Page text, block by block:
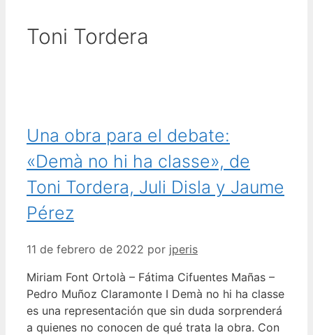
Toni Tordera
Una obra para el debate:
«Demà no hi ha classe», de
Toni Tordera, Juli Disla y Jaume
Pérez
11 de febrero de 2022 por jperis
Miriam Font Ortolà – Fátima Cifuentes Mañas –
Pedro Muñoz Claramonte I Demà no hi ha classe
es una representación que sin duda sorprenderá
a quienes no conocen de qué trata la obra. Con